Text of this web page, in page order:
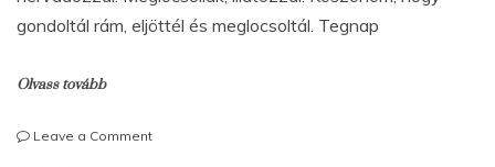
gondoltál rám, eljöttél és meglocsoltál. Tegnap
Olvass tovább
Leave a Commenton